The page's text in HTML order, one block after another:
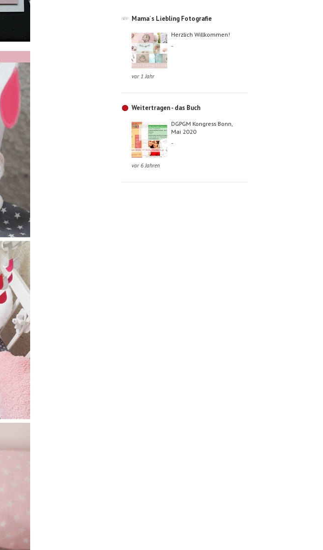
Mama´s Liebling Fotografie
Herzlich Willkommen!
-
vor 1 Jahr
Weitertragen - das Buch
DGPGM Kongress Bonn,
Mai 2020
-
vor 6 Jahren